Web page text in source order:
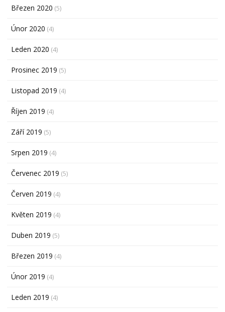
Březen 2020 (5)
Únor 2020 (4)
Leden 2020 (4)
Prosinec 2019 (5)
Listopad 2019 (4)
Říjen 2019 (4)
Září 2019 (5)
Srpen 2019 (4)
Červenec 2019 (5)
Červen 2019 (4)
Květen 2019 (4)
Duben 2019 (5)
Březen 2019 (4)
Únor 2019 (4)
Leden 2019 (4)